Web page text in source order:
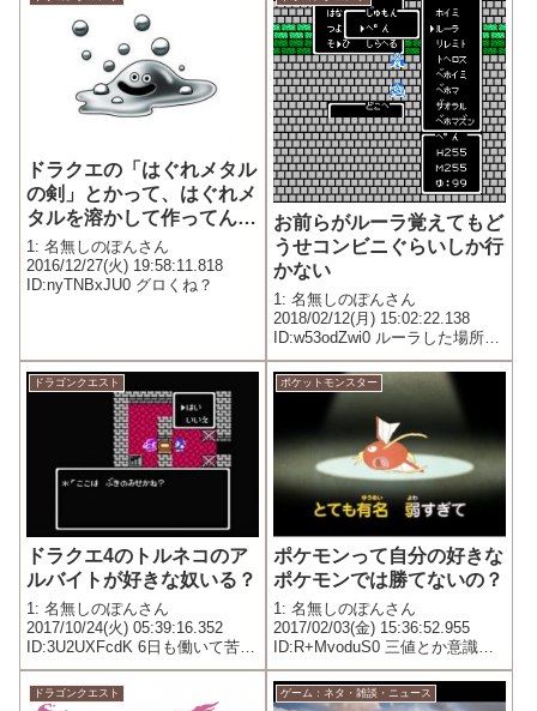
り、船を使って乗り込んだほう
が早いだろ！
ドラクエの「はぐれメタル
の剣」とかって、はぐれメ
タルを溶かして作ってん
の？
1: 名無しのぽんさん
2016/12/27(火) 19:58:11.818
ID:nyTNBxJU0 グロくね？
お前らがルーラ覚えてもど
うせコンビニぐらいしか行
かない
1: 名無しのぽんさん
2018/02/12(月) 15:02:22.138
ID:w53odZwi0 ルーラした場所に
ちょうど人がいて当たったりす
る
ドラゴンクエスト
ドラクエ4のトルネコのア
ルバイトが好きな奴いる？
1: 名無しのぽんさん
2017/10/24(火) 05:39:16.352
ID:3U2UXFcdK 6日も働いて苦労
してくさりがま買った直後にク
ワガタが同じ物あっさり落とし
てワロタ
ポケットモンスター
ポケモンって自分の好きな
ポケモンでは勝てないの？
1: 名無しのぽんさん
2017/02/03(金) 15:36:52.955
ID:R+MvoduS0 三値とか意識し
ないとどう頑張っても勝てない
の？
ドラゴンクエスト ゲーム：ネタ・雑談・ニュース